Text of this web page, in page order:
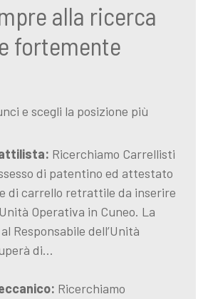
alla ricerca
fortemente
e scegli la posizione più
Ricerchiamo Carrellisti
di patentino ed attestato
di carrello retrattile da inserire
Operativa in Cuneo. La
Responsabile dell’Unità
di…
Ricerchiamo